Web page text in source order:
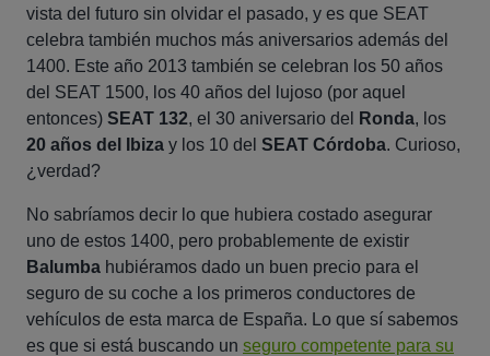
vista del futuro sin olvidar el pasado, y es que SEAT
celebra también muchos más aniversarios además del
1400. Este año 2013 también se celebran los 50 años
del SEAT 1500, los 40 años del lujoso (por aquel
entonces) SEAT 132, el 30 aniversario del Ronda, los
20 años del Ibiza y los 10 del SEAT Córdoba. Curioso,
¿verdad?
No sabríamos decir lo que hubiera costado asegurar
uno de estos 1400, pero probablemente de existir
Balumba hubiéramos dado un buen precio para el
seguro de su coche a los primeros conductores de
vehículos de esta marca de España. Lo que sí sabemos
es que si está buscando un seguro competente para su